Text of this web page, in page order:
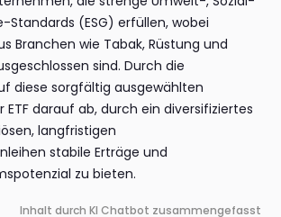
Standards (ESG) erfüllen, wobei
Branchen wie Tabak, Rüstung und
sind. Durch die
diese sorgfältig ausgewählten
ETF darauf ab, durch ein diversifiziertes
langfristigen
stabile Erträge und
zu bieten.
Inhalt durch KI Chatbot zusammengefasst